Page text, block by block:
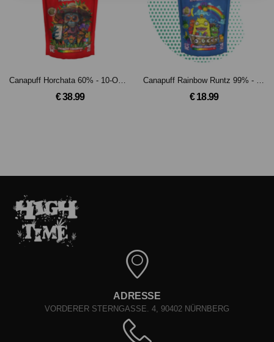
€ 38.99 € 18.99
ADRESSE
VORDERER STERNGASSE. 4, 90402 NÜRNBERG